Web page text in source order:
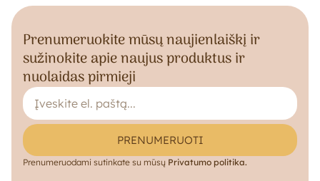
Prenumeruokite mūsų naujienlaiškį ir
sužinokite apie naujus produktus ir
nuolaidas pirmieji
PRENUMERUOTI
Prenumeruodami sutinkate su mūsų Privatumo politika.